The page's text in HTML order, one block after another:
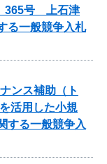
365号 上石津
る一般競争入札
ンス補助（ト
活用した小規
する一般競争入